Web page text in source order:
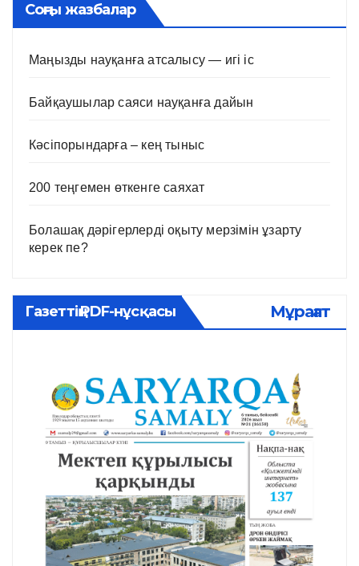
Соңғы жазбалар
Маңызды науқанға атсалысу — игі іс
Байқаушылар саяси науқанға дайын
Кәсіпорындарға – кең тыныс
200 теңгемен өткенге саяхат
Болашақ дәрігерлерді оқыту мерзімін ұзарту
керек пе?
Газеттің PDF-нұсқасы Мұрағат